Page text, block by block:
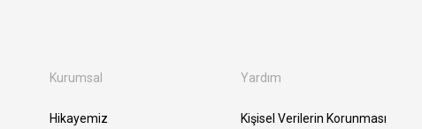
Kurumsal
Hikayemiz
Yardım
Kişisel Verilerin Korunması